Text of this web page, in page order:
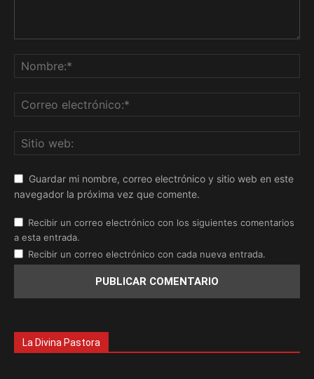
Guardar mi nombre, correo electrónico y sitio web en este
navegador la próxima vez que comente.
Recibir un correo electrónico con los siguientes comentarios
a esta entrada.
Recibir un correo electrónico con cada nueva entrada.
La Divina Pastora